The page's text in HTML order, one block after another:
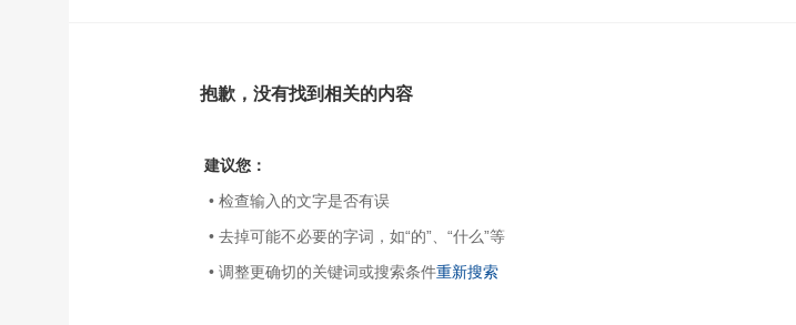
抱歉，没有找到相关的内容
建议您：
• 检查输入的文字是否有误
• 去掉可能不必要的字词，如“的”、“什么”等
• 调整更确切的关键词或搜索条件重新搜索